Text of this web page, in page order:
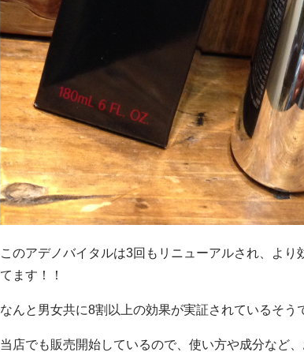
このアデノバイタルは3回もリニューアルされ、よ
てます！！
なんと男女共に8割以上の効果が実証されているそう
当店でも販売開始しているので、使い方や成分など